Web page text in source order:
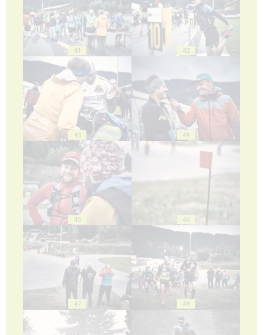
41 42
43 44
45 46
47 48